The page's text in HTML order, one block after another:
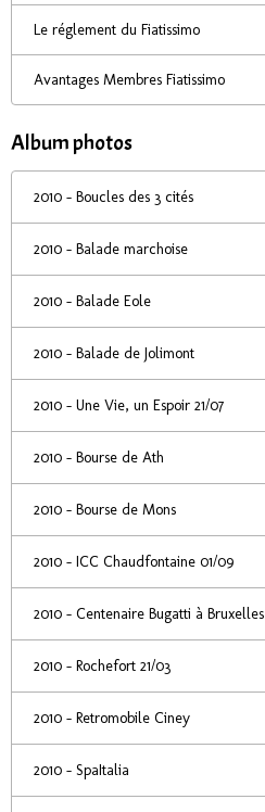
Le réglement du Fiatissimo
Avantages Membres Fiatissimo
Album photos
2010 - Boucles des 3 cités
2010 - Balade marchoise
2010 - Balade Eole
2010 - Balade de Jolimont
2010 - Une Vie, un Espoir 21/07
2010 - Bourse de Ath
2010 - Bourse de Mons
2010 - ICC Chaudfontaine 01/09
2010 - Centenaire Bugatti à Bruxelles
2010 - Rochefort 21/03
2010 - Retromobile Ciney
2010 - SpaItalia